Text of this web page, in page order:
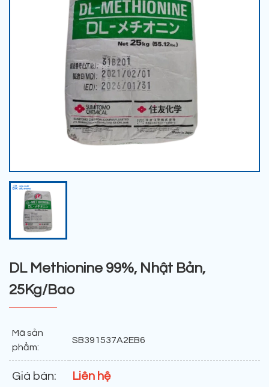
DL Methionine 99%, Nhật Bản,
25Kg/Bao
Mã sản
phẩm:
SB391537A2EB6
Giá bán: Liên hệ